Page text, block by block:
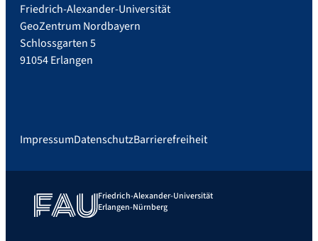
Friedrich-Alexander-Universität
GeoZentrum Nordbayern
Schlossgarten 5
91054 Erlangen
ImpressumDatenschutzBarrierefreiheit
Friedrich-Alexander-Universität
Erlangen-Nürnberg